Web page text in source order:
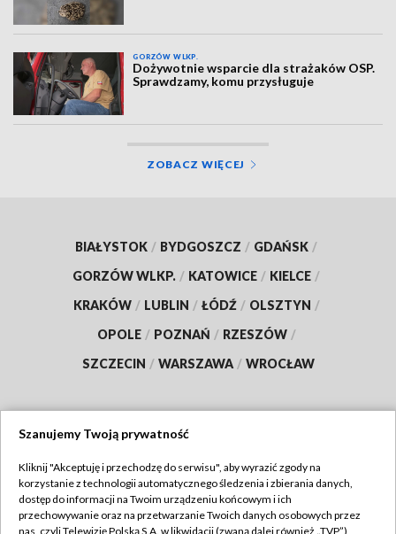
GORZÓW WLKP.
Dożywotnie wsparcie dla strażaków OSP.
Sprawdzamy, komu przysługuje
ZOBACZ WIĘCEJ
BIAŁYSTOK / BYDGOSZCZ / GDAŃSK /
GORZÓW WLKP. / KATOWICE / KIELCE /
KRAKÓW / LUBLIN / ŁÓDŹ / OLSZTYN /
OPOLE / POZNAŃ / RZESZÓW /
SZCZECIN / WARSZAWA / WROCŁAW
TVP
Abonament TVP
Regulamin TVP
Szanujemy Twoją prywatność
Kliknij "Akceptuję i przechodzę do serwisu", aby wyrazić zgody na
korzystanie z technologii automatycznego śledzenia i zbierania danych,
dostęp do informacji na Twoim urządzeniu końcowym i ich
przechowywanie oraz na przetwarzanie Twoich danych osobowych przez
nas, czyli Telewizję Polską S.A. w likwidacji (zwaną dalej również „TVP”),